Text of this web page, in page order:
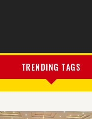
TRENDING TAGS